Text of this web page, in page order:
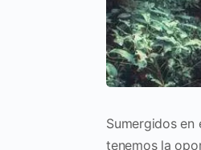
Sumergidos
tenemos la